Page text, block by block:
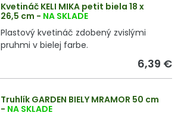
Kvetináč KELI MIKA petit biela 18 x
26,5 cm - NA SKLADE
Plastový kvetináč zdobený zvislými
pruhmi v bielej farbe.
6,39 €
Truhlík GARDEN BIELY MRAMOR 50 cm
- NA SKLADE